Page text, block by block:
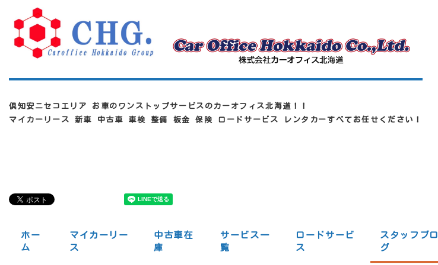
倶知安ニセコエリア お車のワンストップサービスのカーオフィス北海道！！
マイカーリース 新車 中古車 車検 整備 板金 保険 ロードサービス レンタカーすべてお任せください！
ホー
ム
マイカーリー
ス
中古車在
庫
サービス一
覧
ロードサービ
ス
スタッフブロ
グ